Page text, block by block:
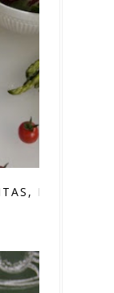
PASSO